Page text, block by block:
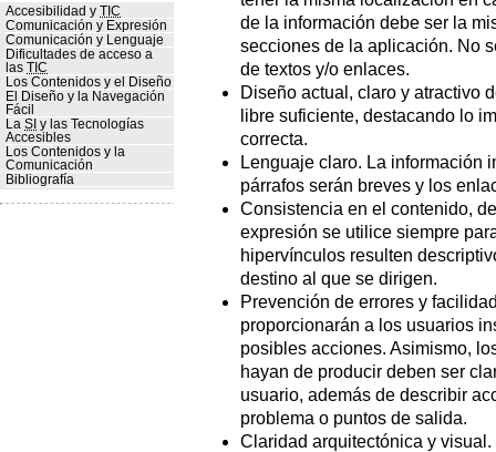
Accesibilidad y TIC
Comunicación y Expresión
Comunicación y Lenguaje
Dificultades de acceso a
las TIC
Los Contenidos y el Diseño
El Diseño y la Navegación
Fácil
La SI y las Tecnologías
Accesibles
Los Contenidos y la
Comunicación
Bibliografía
de la información debe ser la
secciones de la aplicación. No
de textos y/o enlaces.
Diseño actual, claro y atractivo
libre suficiente, destacando lo
correcta.
Lenguaje claro. La información
párrafos serán breves y los
Consistencia en el contenido,
expresión se utilice siempre
hipervínculos resulten
destino al que se dirigen.
Prevención de errores y
proporcionarán a los usuarios
posibles acciones. Asimismo,
hayan de producir deben ser
usuario, además de describir
problema o puntos de salida.
Claridad arquitectónica y